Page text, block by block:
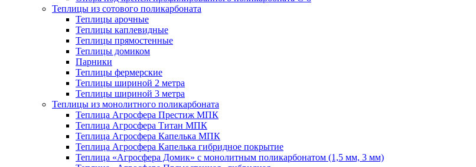
Теплицы из сотового поликарбоната
Теплицы арочные
Теплицы каплевидные
Теплицы прямостенные
Теплицы домиком
Парники
Теплицы фермерские
Теплицы шириной 2 метра
Теплицы шириной 3 метра
Теплицы из монолитного поликарбоната
Теплица Агросфера Престиж МПК
Теплица Агросфера Титан МПК
Теплица Агросфера Капелька МПК
Теплица Агросфера Капелька гибридное покрытие
Теплица «Агросфера Домик» с монолитным поликарбонатом (1,5 мм, 3 мм)